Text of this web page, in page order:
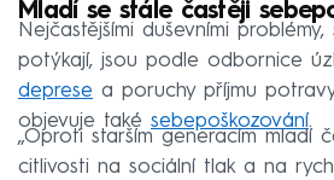
Mladí se stále častěji
Nejčastějšími duševními
potýkají, jsou podle odbornice
deprese a poruchy příjmu
objevuje také sebepoškozování.
„Oproti starším generacím mladí
citlivosti na sociální tlak a na